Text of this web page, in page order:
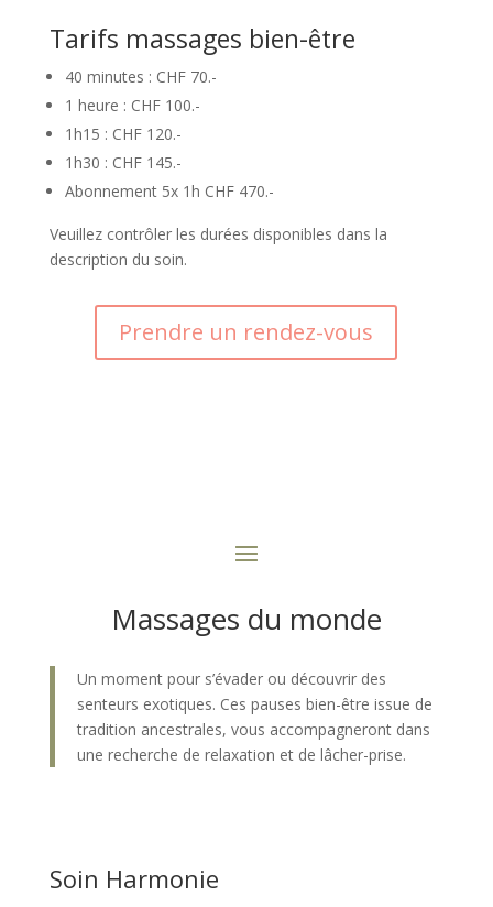
Tarifs massages bien-être
40 minutes : CHF 70.-
1 heure : CHF 100.-
1h15 : CHF 120.-
1h30 : CHF 145.-
Abonnement 5x 1h CHF 470.-
Veuillez contrôler les durées disponibles dans la
description du soin.
Prendre un rendez-vous
Massages du monde
Un moment pour s’évader ou découvrir des
senteurs exotiques. Ces pauses bien-être issue de
tradition ancestrales, vous accompagneront dans
une recherche de relaxation et de lâcher-prise.
Soin Harmonie